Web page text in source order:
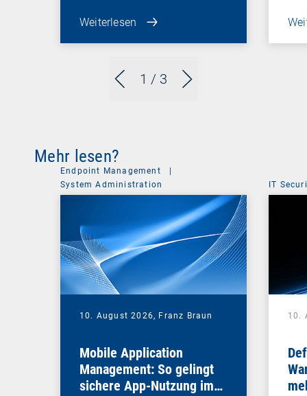
1 / 3
Weiterlesen
Mehr lesen?
Endpoint Management
System Administration
10. August 2026, Franz Braun
Mobile Application
Management: So gelingt
sichere App-Nutzung im
IT
10.